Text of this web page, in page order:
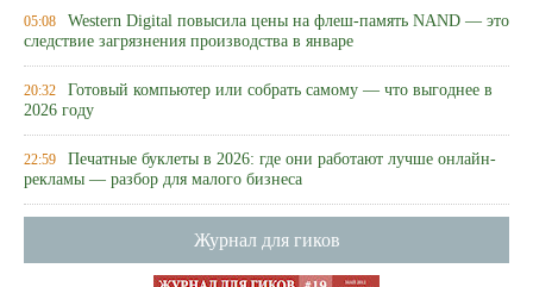
05:08 Western Digital повысила цены на флеш-память NAND — это
следствие загрязнения производства в январе
20:32 Готовый компьютер или собрать самому — что выгоднее в
2026 году
22:59 Печатные буклеты в 2026: где они работают лучше онлайн-
рекламы — разбор для малого бизнеса
Журнал для гиков